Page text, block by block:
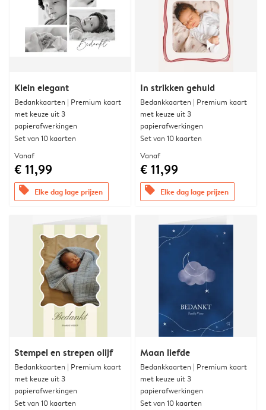
Klein elegant
Bedankkaarten | Premium kaart
met keuze uit 3
papierafwerkingen
Set van 10 kaarten
Vanaf
€ 11,99
offers Elke dag lage prijzen
In strikken gehuld
Bedankkaarten | Premium kaart
met keuze uit 3
papierafwerkingen
Set van 10 kaarten
Vanaf
€ 11,99
offers Elke dag lage prijzen
Stempel en strepen olijf
Bedankkaarten | Premium kaart
met keuze uit 3
papierafwerkingen
Set van 10 kaarten
Maan liefde
Bedankkaarten | Premium kaart
met keuze uit 3
papierafwerkingen
Set van 10 kaarten